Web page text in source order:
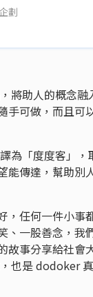
劃
將助人的概念融
手可做，而且可
為「度度客」，
能傳達，幫助別
，任何一件小事
、一股善念，我
故事分享給社會
也是 dodoker